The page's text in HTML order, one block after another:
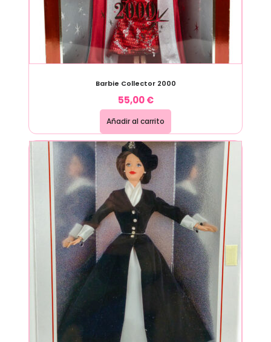
Barbie Collector 2000
55,00€
Añadir al carrito